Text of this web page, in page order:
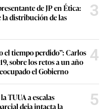
de JP en Ética:
la distribución de las
3
el tiempo perdido”: Carlos
sobre los retos a un año
el Gobierno
4
TUUA a escalas
deja intacta la
5